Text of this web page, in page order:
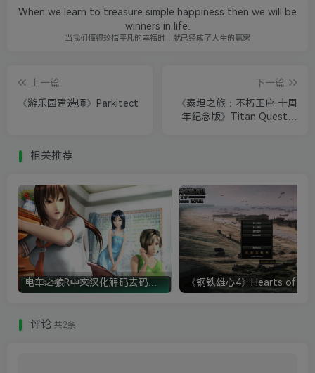
When we learn to treasure simple happiness then we will be
winners in life.
当我们懂得珍惜平凡的幸福时，就已经成了人生的赢家
上一篇
《游乐园建造师》Parkitect
下一篇
《泰坦之旅：不朽王座 十周
年纪念版》Titan Quest：
相关推荐
评论 共2条